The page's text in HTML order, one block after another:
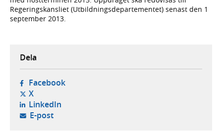
Regeringskansliet (Utbildningsdepartementet) senast den 1
september 2013.
Dela
Facebook- öppnas i ny flik, extern webbplats,
X- öppnas i ny flik, extern webbplats,
LinkedIn- öppnas i ny flik, extern webbplats,
E-post- öppnar din e-postklient,